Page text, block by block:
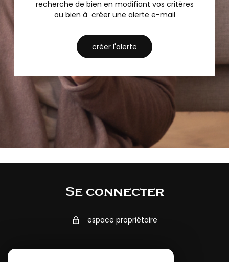
recherche de bien en modifiant vos critères
ou bien à créer une alerte e-mail
créer l'alerte
Se connecter
espace propriétaire